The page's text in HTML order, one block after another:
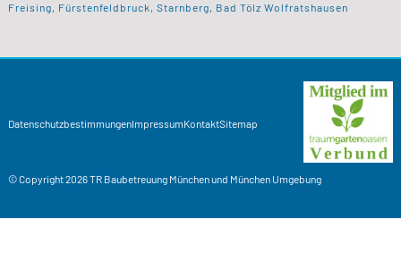
Freising, Fürstenfeldbruck, Starnberg, Bad Tölz Wolfratshausen
DatenschutzbestimmungenImpressumKontaktSitemap
© Copyright 2026TR BaubetreuungMünchen und München Umgebung